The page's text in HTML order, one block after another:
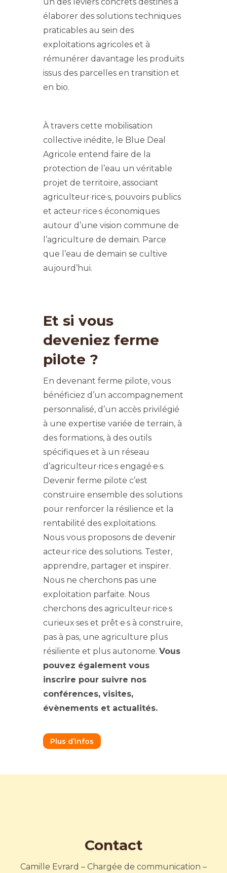
un des leviers concrets destinés à
élaborer des solutions techniques
praticables au sein des
exploitations agricoles et à
rémunérer davantage les produits
issus des parcelles en transition et
en bio.
À travers cette mobilisation
collective inédite, le Blue Deal
Agricole entend faire de la
protection de l’eau un véritable
projet de territoire, associant
agriculteur·rice·s, pouvoirs publics
et acteur·rice·s économiques
autour d’une vision commune de
l’agriculture de demain. Parce
que l’eau de demain se cultive
aujourd’hui.
Et si vous
deveniez ferme
pilote ?
En devenant ferme pilote, vous
bénéficiez d’un accompagnement
personnalisé, d’un accès privilégié
à une expertise variée de terrain, à
des formations, à des outils
spécifiques et à un réseau
d’agriculteur·rice·s engagé·e·s.
Devenir ferme pilote c’est
construire ensemble des solutions
pour renforcer la résilience et la
rentabilité des exploitations.
Nous vous proposons de devenir
acteur·rice des solutions. Tester,
apprendre, partager et inspirer.
Nous ne cherchons pas une
exploitation parfaite. Nous
cherchons des agriculteur·rice·s
curieux·ses et prêt·e·s à construire,
pas à pas, une agriculture plus
résiliente et plus autonome. Vous
pouvez également vous
inscrire pour suivre nos
conférences, visites,
évènements et actualités.
Plus d’infos
Contact
Camille Evrard – Chargée de communication –